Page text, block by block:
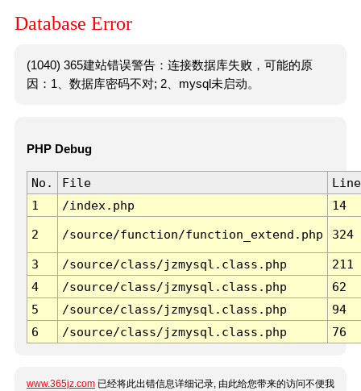
Database Error
(1040) 365建站错误警告：连接数据库失败，可能的原
因：1、数据库密码不对; 2、mysql未启动。
PHP Debug
No. File
Line
1
/index.php 14
2 /source/function/function_extend.php 324
3 /source/class/jzmysql.class.php
211
4
/source/class/jzmysql.class.php
62
5
/source/class/jzmysql.class.php
94
6
/source/class/jzmysql.class.php 76
www.365jz.com 已经将此出错信息详细记录, 由此给您带来的访问不便我